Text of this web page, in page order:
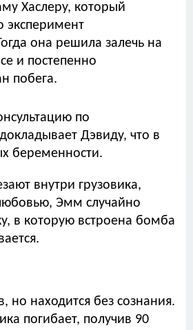
Хаслеру, который
эксперимент
она решила залечь на
и постепенно
побега.
по
Дэвиду, что в
беременности.
внутри грузовика,
Эмм случайно
в которую встроена бомба
но находится без сознания.
погибает, получив 90